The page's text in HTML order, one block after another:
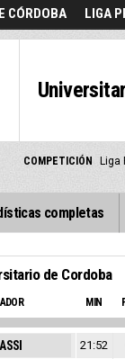
CÓRDOBA LIGA
COMPETICIÓN Liga
completas
de Cordoba
MIN
21:52